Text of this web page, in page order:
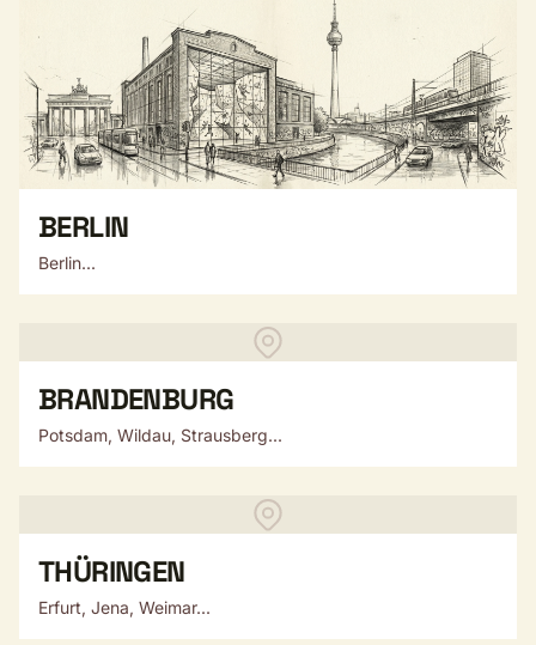
BERLIN
Berlin...
BRANDENBURG
Potsdam, Wildau, Strausberg...
THÜRINGEN
Erfurt, Jena, Weimar...